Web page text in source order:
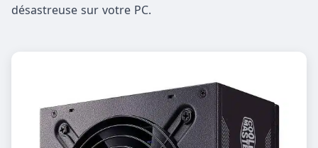
désastreuse sur votre PC.